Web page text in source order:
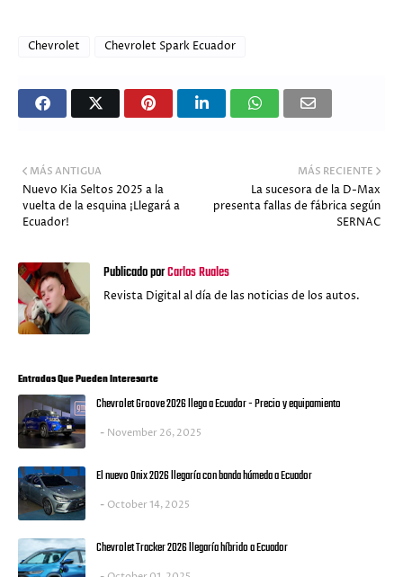
Chevrolet Chevrolet Spark Ecuador
MÁS RECIENTE
La sucesora de la D-Max
presenta fallas de fábrica según
SERNAC
MÁS ANTIGUA
Nuevo Kia Seltos 2025 a la
vuelta de la esquina ¡Llegará a
Ecuador!
Publicado porCarlos Ruales
Revista Digital al día de las noticias de los autos.
Entradas Que Pueden Interesarte
Chevrolet Groove 2026 llega a Ecuador - Precio y equipamiento
November 26, 2025
El nuevo Onix 2026 llegaría con banda húmeda a Ecuador
October 14, 2025
Chevrolet Tracker 2026 llegaría híbrido a Ecuador